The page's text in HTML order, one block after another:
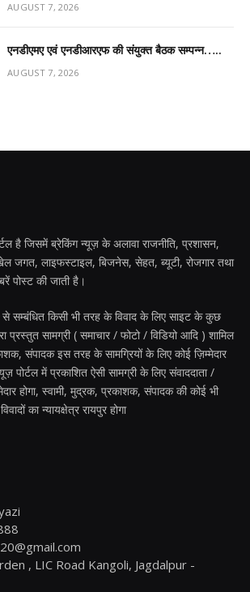
AUGUST 7, 2026
एनडीएमए एवं एनडीआरएफ की संयुक्त बैठक सम्पन्न…..
AUGUST 7, 2026
है जिसमें ब्रेकिंग न्यूज़ के अलावा राजनीति, प्रशासन,
जगत, लाइफस्टाइल, बिजनेस, सेहत, ब्यूटी, रोजगार तथा
पोस्ट की जाती है।
सम्बंधित किसी भी तरह के विवाद के लिए साइट के कुछ
प्रस्तुत सामग्री ( समाचार / फोटो / विडियो आदि ) शामिल
संपादक इस तरह के सामग्रियों के लिए कोई ज़िम्मेदार
पोर्टल में प्रकाशित ऐसी सामग्री के लिए संवाददाता /
होगा, स्वामी, मुद्रक, प्रकाशक, संपादक की कोई भी
का न्यायक्षेत्र रायपुर होगा
, LIC Road Kangoli, Jagdalpur -